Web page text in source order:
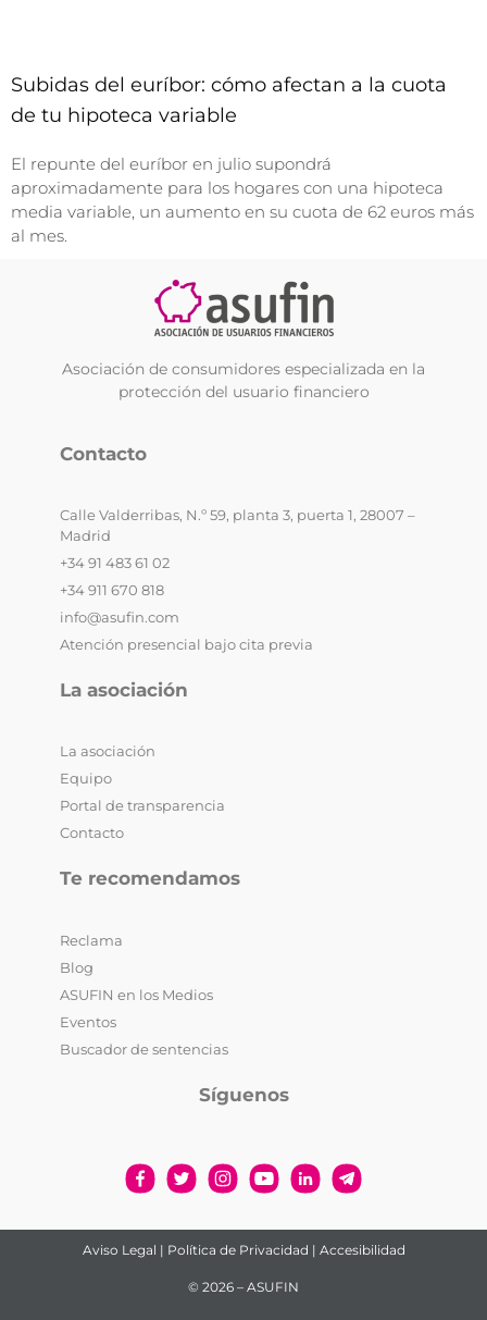
Subidas del euríbor: cómo afectan a la cuota
de tu hipoteca variable
El repunte del euríbor en julio supondrá
aproximadamente para los hogares con una hipoteca
media variable, un aumento en su cuota de 62 euros más
al mes.
Asociación de consumidores especializada en la
protección del usuario financiero
Contacto
Calle Valderribas, N.º 59, planta 3, puerta 1, 28007 –
Madrid
+34 91 483 61 02
+34 911 670 818
info@asufin.com
Atención presencial bajo cita previa
La asociación
La asociación
Equipo
Portal de transparencia
Contacto
Te recomendamos
Reclama
Blog
ASUFIN en los Medios
Eventos
Buscador de sentencias
Síguenos
Aviso Legal | Política de Privacidad | Accesibilidad
© 2026 – ASUFIN